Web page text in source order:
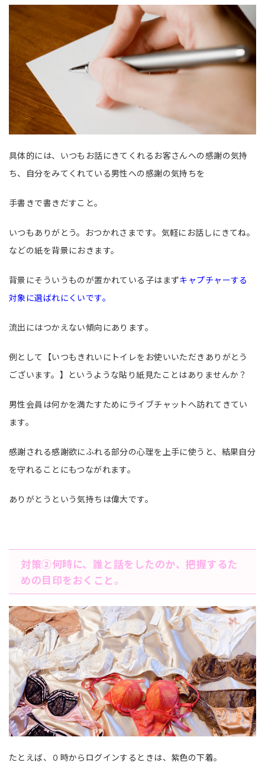
具体的には、いつもお話にきてくれるお客さんへの感謝の気持
ち、自分をみてくれている男性への感謝の気持ちを
手書きで書きだすこと。
いつもありがとう。おつかれさまです。気軽にお話しにきてね。
などの紙を背景におきます。
背景にそういうものが置かれている子はまずキャプチャーする
対象に選ばれにくいです。
流出にはつかえない傾向にあります。
例として【いつもきれいにトイレをお使いいただきありがとう
ございます。】というような貼り紙見たことはありませんか？
男性会員は何かを満たすためにライブチャットへ訪れてきてい
ます。
感謝される感謝欲にふれる部分の心理を上手に使うと、結果自分
を守れることにもつながれます。
ありがとうという気持ちは偉大です。
対策➁何時に、誰と話をしたのか、把握するた
めの目印をおくこと。
たとえば、０時からログインするときは、紫色の下着。